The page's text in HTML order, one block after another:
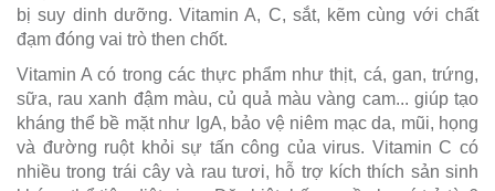
bị suy dinh dưỡng. Vitamin A, C, sắt, kẽm cùng với chất
đạm đóng vai trò then chốt.
Vitamin A có trong các thực phẩm như thịt, cá, gan, trứng,
sữa, rau xanh đậm màu, củ quả màu vàng cam... giúp tạo
kháng thể bề mặt như IgA, bảo vệ niêm mạc da, mũi, họng
và đường ruột khỏi sự tấn công của virus. Vitamin C có
nhiều trong trái cây và rau tươi, hỗ trợ kích thích sản sinh